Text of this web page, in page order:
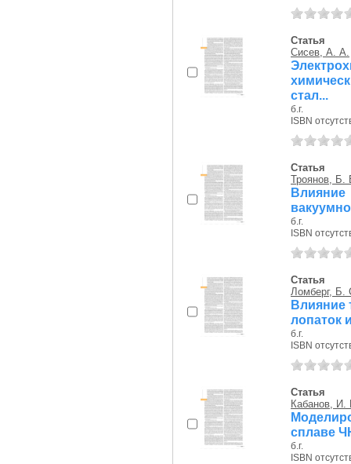
Статья
Сисев, А. А.
стал...
б.г.
ISBN
Статья
Троянов, Б.
б.г.
ISBN
Статья
Ломберг, Б.
Влияние
лопаток
б.г.
ISBN
Статья
Кабанов, И.
сплаве
б.г.
ISBN